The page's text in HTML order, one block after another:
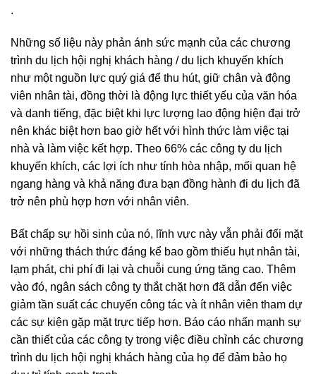
.
Những số liệu này phản ánh sức mạnh của các chương
trình du lịch hội nghị khách hàng / du lịch khuyến khích
như một nguồn lực quý giá để thu hút, giữ chân và động
viên nhân tài, đồng thời là động lực thiết yếu của văn hóa
và danh tiếng, đặc biệt khi lực lượng lao động hiện đại trở
nên khác biệt hơn bao giờ hết với hình thức làm việc tại
nhà và làm việc kết hợp. Theo 66% các công ty du lịch
khuyến khích, các lợi ích như tính hòa nhập, mối quan hệ
ngang hàng và khả năng đưa bạn đồng hành đi du lịch đã
trở nên phù hợp hơn với nhân viên.
Bất chấp sự hồi sinh của nó, lĩnh vực này vẫn phải đối mặt
với những thách thức đáng kể bao gồm thiếu hụt nhân tài,
lạm phát, chi phí đi lại và chuỗi cung ứng tăng cao. Thêm
vào đó, ngân sách công ty thắt chặt hơn đã dẫn đến việc
giảm tần suất các chuyến công tác và ít nhân viên tham dự
các sự kiện gặp mặt trực tiếp hơn. Báo cáo nhấn mạnh sự
cần thiết của các công ty trong việc điều chỉnh các chương
trình du lịch hội nghị khách hàng của họ để đảm bảo họ